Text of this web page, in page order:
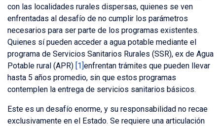
con las localidades rurales dispersas, quienes se ven
enfrentadas al desafío de no cumplir los parámetros
necesarios para ser parte de los programas existentes.
Quienes sí pueden acceder a agua potable mediante el
programa de Servicios Sanitarios Rurales (SSR), ex de Agua
Potable rural (APR) [1]enfrentan trámites que pueden llevar
hasta 5 años promedio, sin que estos programas
contemplen la entrega de servicios sanitarios básicos.
Este es un desafío enorme, y su responsabilidad no recae
exclusivamente en el Estado. Se requiere una articulación